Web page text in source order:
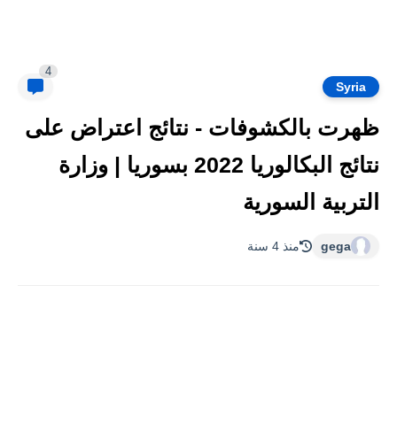
Syria
4
ظهرت بالكشوفات - نتائج اعتراض على
نتائج البكالوريا 2022 بسوريا | وزارة
التربية السورية
gega منذ 4 سنة